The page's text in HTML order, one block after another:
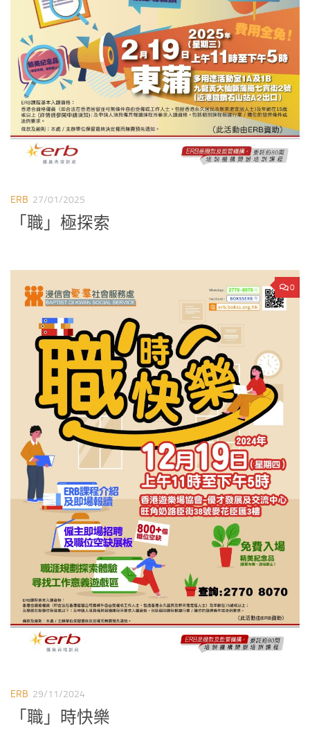
ERB 27/01/2025
「職」極探索
0
ERB 29/11/2024
「職」時快樂